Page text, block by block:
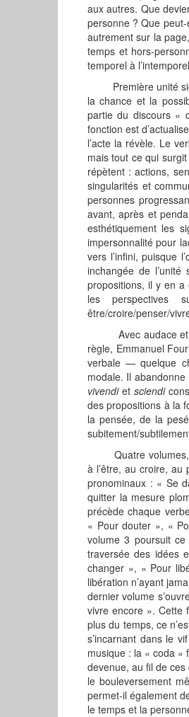
aux autres. Que
personne ? Que
autrement sur la
temps et hors-
temporel à
Première unité
la chance et la
partie du discours «
fonction est
l’acte la révèle. Le
mais tout ce qui
répètent : actions,
singularités et
personnes
avant, après et
esthétiquement les
impersonnalité pour
vers l’infini, puisque
inchangée de
propositions, il y en a
les perspectives
être/croire/penser/
Avec audace et
règle, Emmanuel
verbale — quelque
modale. Il
vivendiet sciendi
des propositions à la
la pensée, de la
subitement/
Quatre volumes,
à l’être, au croire, au
pronominaux : « Se
quitter la mesure
précède chaque
« Pour douter », «
volume 3 poursuit
traversée des idées
changer », « Pour
libération n’ayant
dernier volume
vivre encore ». Cette
plus du temps, ce
s’incarnant dans le
musique : la « coda »
devenue, au fil de
le bouleversement
permet-il également
le temps et la